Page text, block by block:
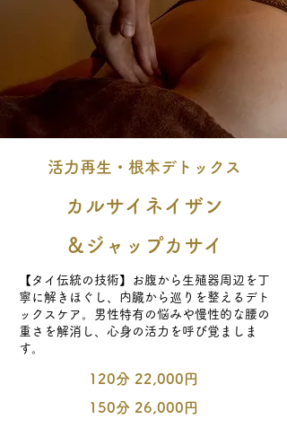
活力再生・根本デトックス
カルサイネイザン
​＆ジャップカサイ
【タイ伝統の技術】お腹から生殖器周辺を丁
寧に解きほぐし、内臓から巡りを整えるデト
ックスケア。男性特有の悩みや慢性的な腰の
重さを解消し、心身の活力を呼び覚ましま
す。
120分 22,000円
150分 26,000円